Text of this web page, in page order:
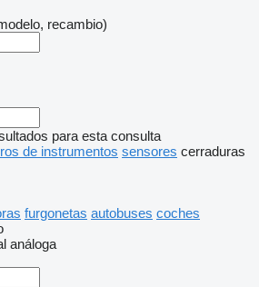
recambio)
para esta consulta
de instrumentos sensores cerraduras
furgonetas autobuses coches
análoga